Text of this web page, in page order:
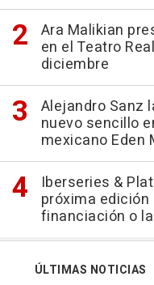
Ara Malikian
en el Teatro
diciembre
Alejandro Sanz
nuevo sencillo
mexicano Eden
Iberseries &
próxima
financiación o
ÚLTIMAS NOTICIAS